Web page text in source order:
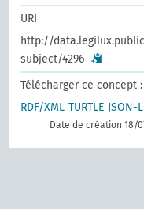
URI
http://
subject/4296
Télécharger ce concept :
RDF/XML TURTLE JSON-
Date de création 18/